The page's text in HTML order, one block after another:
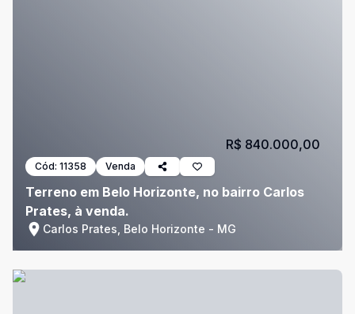
Cód: 11358 Venda
Terreno em Belo Horizonte, no bairro Carlos
Prates, à venda.
Carlos Prates, Belo Horizonte - MG
R$ 840.000,00